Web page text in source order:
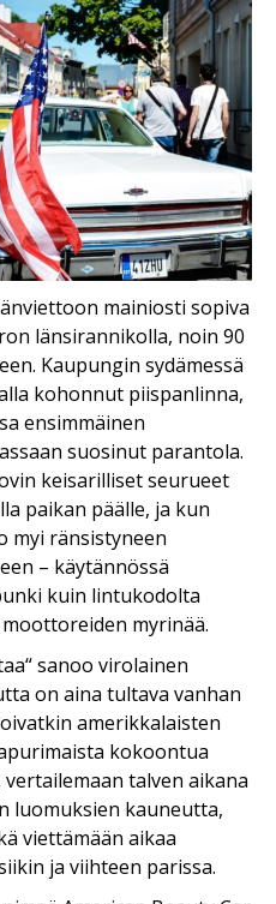
mainiosti sopiva
länsirannikolla, noin 90
Kaupungin sydämessä
kohonnut piispanlinna,
ensimmäinen
suosinut parantola.
keisarilliset seurueet
paikan päälle, ja kun
myi ränsistyneen
– käytännössä
kuin lintukodolta
myrinää.
sanoo virolainen
on aina tultava vanhan
amerikkalaisten
kokoontua
talven aikana
luomuksien kauneutta,
viettämään aikaa
ja viihteen parissa.